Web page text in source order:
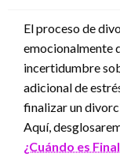
El proceso de
emocionalmente
incertidumbre
adicional de
finalizar un
Aquí,
¿Cuándo es